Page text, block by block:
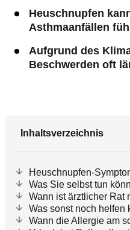
Heuschnupfen
Asthmaanfällen
Aufgrund des
Beschwerden oft
Inhaltsverzeichnis
Heuschnupfen-
Was Sie selbst tun
Wann ist ärztlicher Rat
Was sonst noch helfen
Wann die Allergie am